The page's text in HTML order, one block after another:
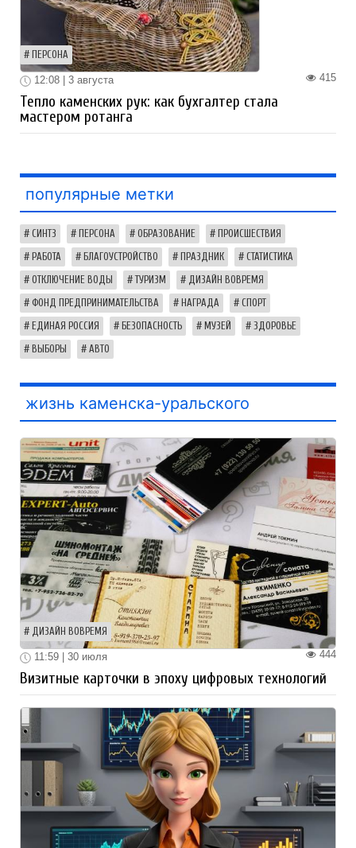
ПЕРСОНА
415
12:08 | 3 августа
Тепло каменских рук: как бухгалтер стала
мастером ротанга
популярные метки
СИНТЗ ПЕРСОНА ОБРАЗОВАНИЕ ПРОИСШЕСТВИЯ
РАБОТА БЛАГОУСТРОЙСТВО ПРАЗДНИК СТАТИСТИКА
ОТКЛЮЧЕНИЕ ВОДЫ ТУРИЗМ ДИЗАЙН ВОВРЕМЯ
ФОНД ПРЕДПРИНИМАТЕЛЬСТВА НАГРАДА СПОРТ
ЕДИНАЯ РОССИЯ БЕЗОПАСНОСТЬ МУЗЕЙ ЗДОРОВЬЕ
ВЫБОРЫ АВТО
жизнь каменска-уральского
ДИЗАЙН ВОВРЕМЯ
444
11:59 | 30 июля
Визитные карточки в эпоху цифровых технологий